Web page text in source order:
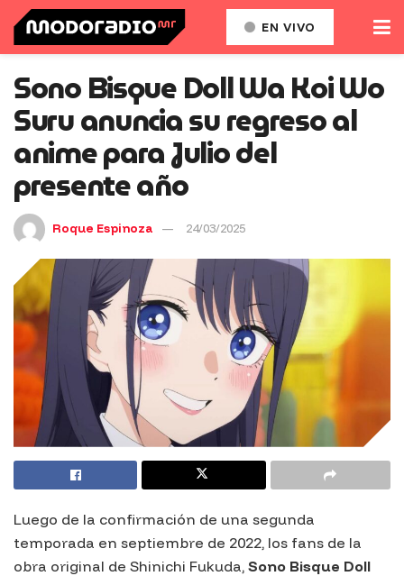
EN VIVO
Sono Bisque Doll Wa Koi Wo
Suru anuncia su regreso al
anime para Julio del
presente año
Roque Espinoza 24/03/2025
Luego de la confirmación de una segunda
temporada en septiembre de 2022, los fans de la
obra original de Shinichi Fukuda, Sono Bisque Doll